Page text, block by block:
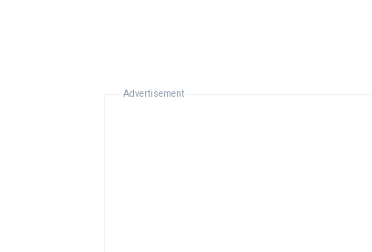
Advertisement